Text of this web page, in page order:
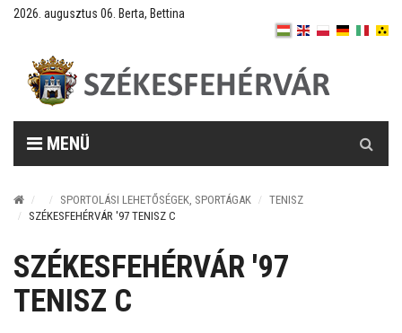
2026. augusztus 06. Berta, Bettina
MENÜ
SPORTOLÁSI LEHETŐSÉGEK, SPORTÁGAK
TENISZ
SZÉKESFEHÉRVÁR '97 TENISZ C
SZÉKESFEHÉRVÁR '97
TENISZ C